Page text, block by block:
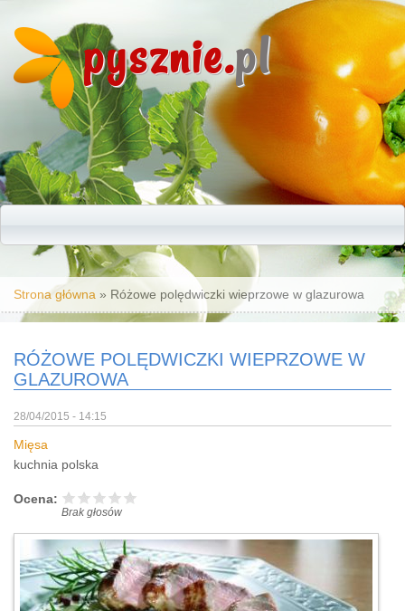
pysznie.pl
Jesteś tutaj
Strona główna » Różowe polędwiczki wieprzowe w glazurowa
RÓŻOWE POLĘDWICZKI WIEPRZOWE W
GLAZUROWA
28/04/2015 - 14:15
Mięsa
kuchnia polska
Ocena:
Brak głosów